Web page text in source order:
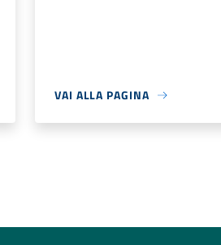
VAI ALLA PAGINA